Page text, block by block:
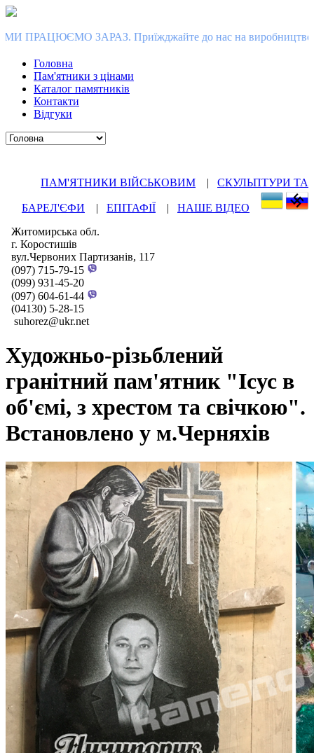
Приїжджайте до нас на виробництво в Коростишів,
Головна
Пам'ятники з цінами
Каталог памятників
Контакти
Відгуки
ПАМ'ЯТНИКИ ВІЙСЬКОВИМ | СКУЛЬПТУРИ ТА
БАРЕЛ'ЄФИ | ЕПІТАФІЇ | НАШЕ ВІДЕО
Житомирська обл.
г. Коростишів
вул.Червоних Партизанів, 117
(097) 715-79-15
(099) 931-45-20
(097) 604-61-44
(04130) 5-28-15
suhorez@ukr.net
Художньо-різьблений
гранітний пам'ятник "Ісус в
об'ємі, з хрестом та свічкою".
Встановлено у м.Черняхів